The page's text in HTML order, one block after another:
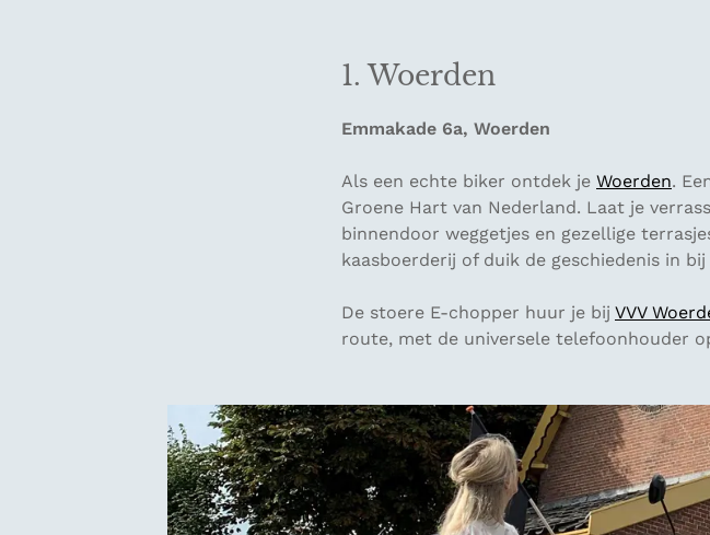
1. Woerden
Emmakade 6a, Woerden
Als een echte biker ontdek je Woerden.
Groene Hart van Nederland. Laat je
binnendoor weggetjes en gezellige
kaasboerderij of duik de geschiedenis in bij
De stoere E-chopper huur je bij VVV
route, met de universele telefoonhouder